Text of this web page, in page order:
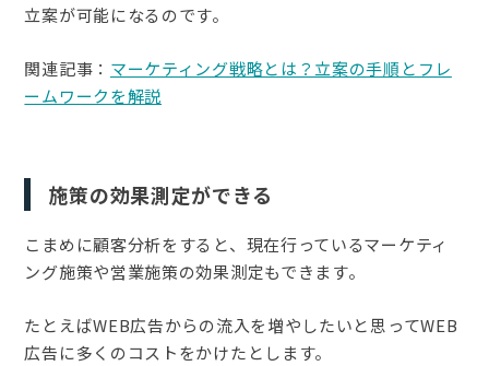
立案が可能になるのです。
関連記事： マーケティング戦略とは？立案の手順とフレ
ームワークを解説
施策の効果測定ができる
こまめに顧客分析をすると、現在行っているマーケティ
ング施策や営業施策の効果測定もできます。
たとえばWEB広告からの流入を増やしたいと思ってWEB
広告に多くのコストをかけたとします。